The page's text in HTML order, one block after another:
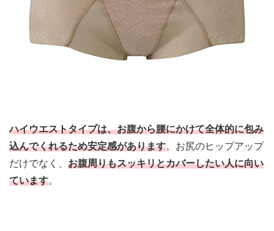
ハイウエストタイプは、お腹から腰にかけて全体的に包み
込んでくれるため安定感があります。 お尻のヒップアップ
だけでなく、 お腹周りもスッキリとカバーしたい人に向い
ています。